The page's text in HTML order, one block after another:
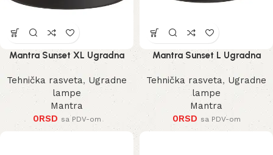
Mantra Sunset XL Ugradna
Lampa
Tehnička rasveta, Ugradne
lampe
Mantra
0RSD sa PDV-om
Mantra Sunset L Ugradna
Lampa
Tehnička rasveta, Ugradne
lampe
Mantra
0RSD sa PDV-om